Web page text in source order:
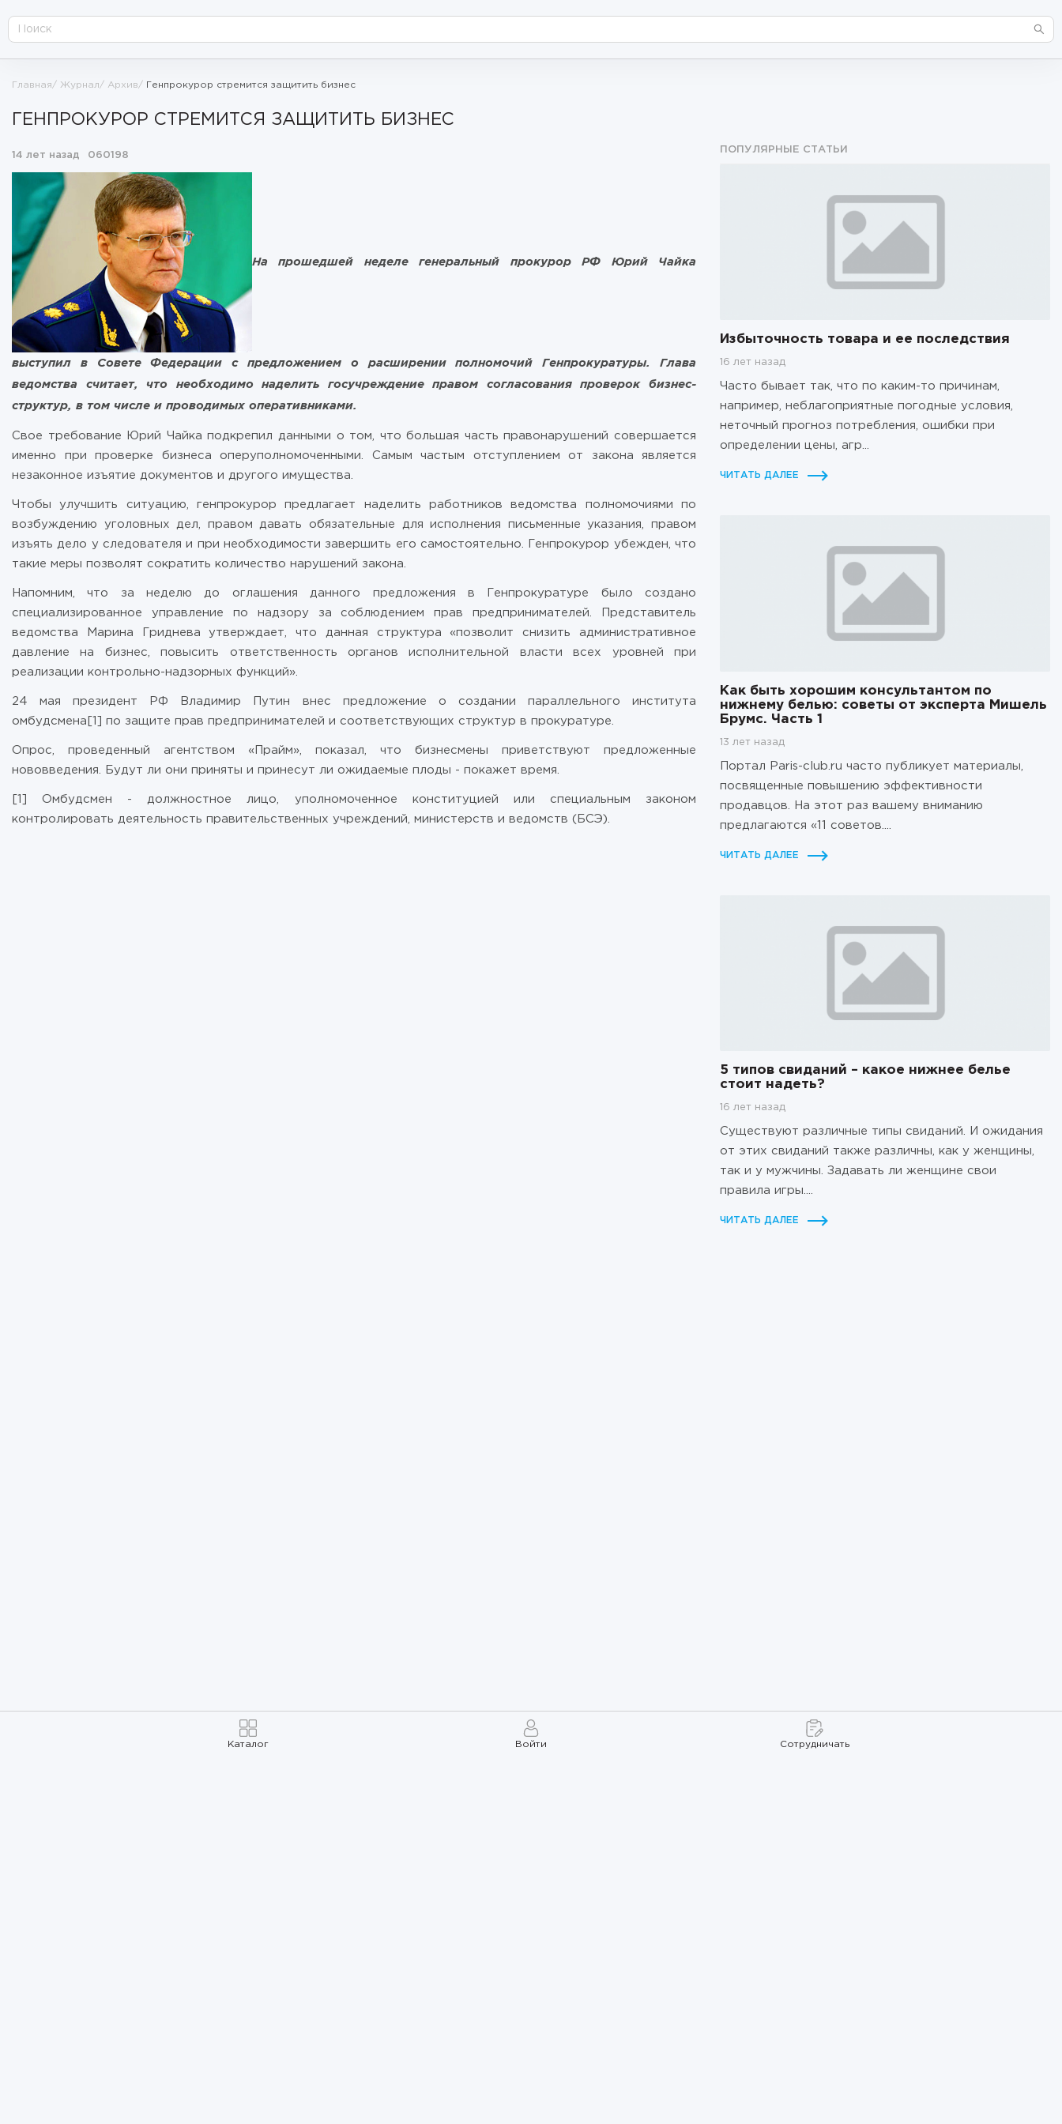
Каталог Войти Сотрудничать
Главная Журнал Архив Генпрокурор стремится защитить бизнес
ГЕНПРОКУРОР СТРЕМИТСЯ ЗАЩИТИТЬ БИЗНЕС
14 лет назад 060198
На прошедшей неделе генеральный прокурор РФ Юрий Чайка
выступил в Совете Федерации с предложением о расширении полномочий Генпрокуратуры. Глава
ведомства считает, что необходимо наделить госучреждение правом согласования проверок бизнес-
структур, в том числе и проводимых оперативниками.
Свое требование Юрий Чайка подкрепил данными о том, что большая часть правонарушений совершается
именно при проверке бизнеса оперуполномоченными. Самым частым отступлением от закона является
незаконное изъятие документов и другого имущества.
Чтобы улучшить ситуацию, генпрокурор предлагает наделить работников ведомства полномочиями по
возбуждению уголовных дел, правом давать обязательные для исполнения письменные указания, правом
изъять дело у следователя и при необходимости завершить его самостоятельно. Генпрокурор убежден, что
такие меры позволят сократить количество нарушений закона.
Напомним, что за неделю до оглашения данного предложения в Генпрокуратуре было создано
специализированное управление по надзору за соблюдением прав предпринимателей. Представитель
ведомства Марина Гриднева утверждает, что данная структура «позволит снизить административное
давление на бизнес, повысить ответственность органов исполнительной власти всех уровней при
реализации контрольно-надзорных функций».
24 мая президент РФ Владимир Путин внес предложение о создании параллельного института
омбудсмена[1] по защите прав предпринимателей и соответствующих структур в прокуратуре.
Опрос, проведенный агентством «Прайм», показал, что бизнесмены приветствуют предложенные
нововведения. Будут ли они приняты и принесут ли ожидаемые плоды - покажет время.
[1] Омбудсмен - должностное лицо, уполномоченное конституцией или специальным законом
контролировать деятельность правительственных учреждений, министерств и ведомств (БСЭ).
ПОПУЛЯРНЫЕ СТАТЬИ
Избыточность товара и ее последствия
16 лет назад
Часто бывает так, что по каким-то причинам,
например, неблагоприятные погодные условия,
неточный прогноз потребления, ошибки при
определении цены, агр...
ЧИТАТЬ ДАЛЕЕ
Как быть хорошим консультантом по
нижнему белью: советы от эксперта Мишель
Брумс. Часть 1
13 лет назад
Портал Paris-club.ru часто публикует материалы,
посвященные повышению эффективности
продавцов. На этот раз вашему вниманию
предлагаются «11 советов....
ЧИТАТЬ ДАЛЕЕ
5 типов свиданий – какое нижнее белье
стоит надеть?
16 лет назад
Существуют различные типы свиданий. И ожидания
от этих свиданий также различны, как у женщины,
так и у мужчины. Задавать ли женщине свои
правила игры....
ЧИТАТЬ ДАЛЕЕ